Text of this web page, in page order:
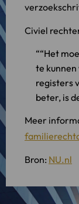
Civiel
“Het
te
registers
beter, is
Meer
Bron: NU.nl